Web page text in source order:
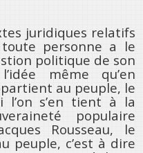
juridiques relatifs
personne a le
politique de son
même qu’en
au peuple, le
l’on s’en tient à la
populaire
Rousseau, le
peuple, c’est à dire